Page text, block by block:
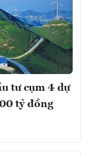
tư cụm 4 dự
tỷ đồng